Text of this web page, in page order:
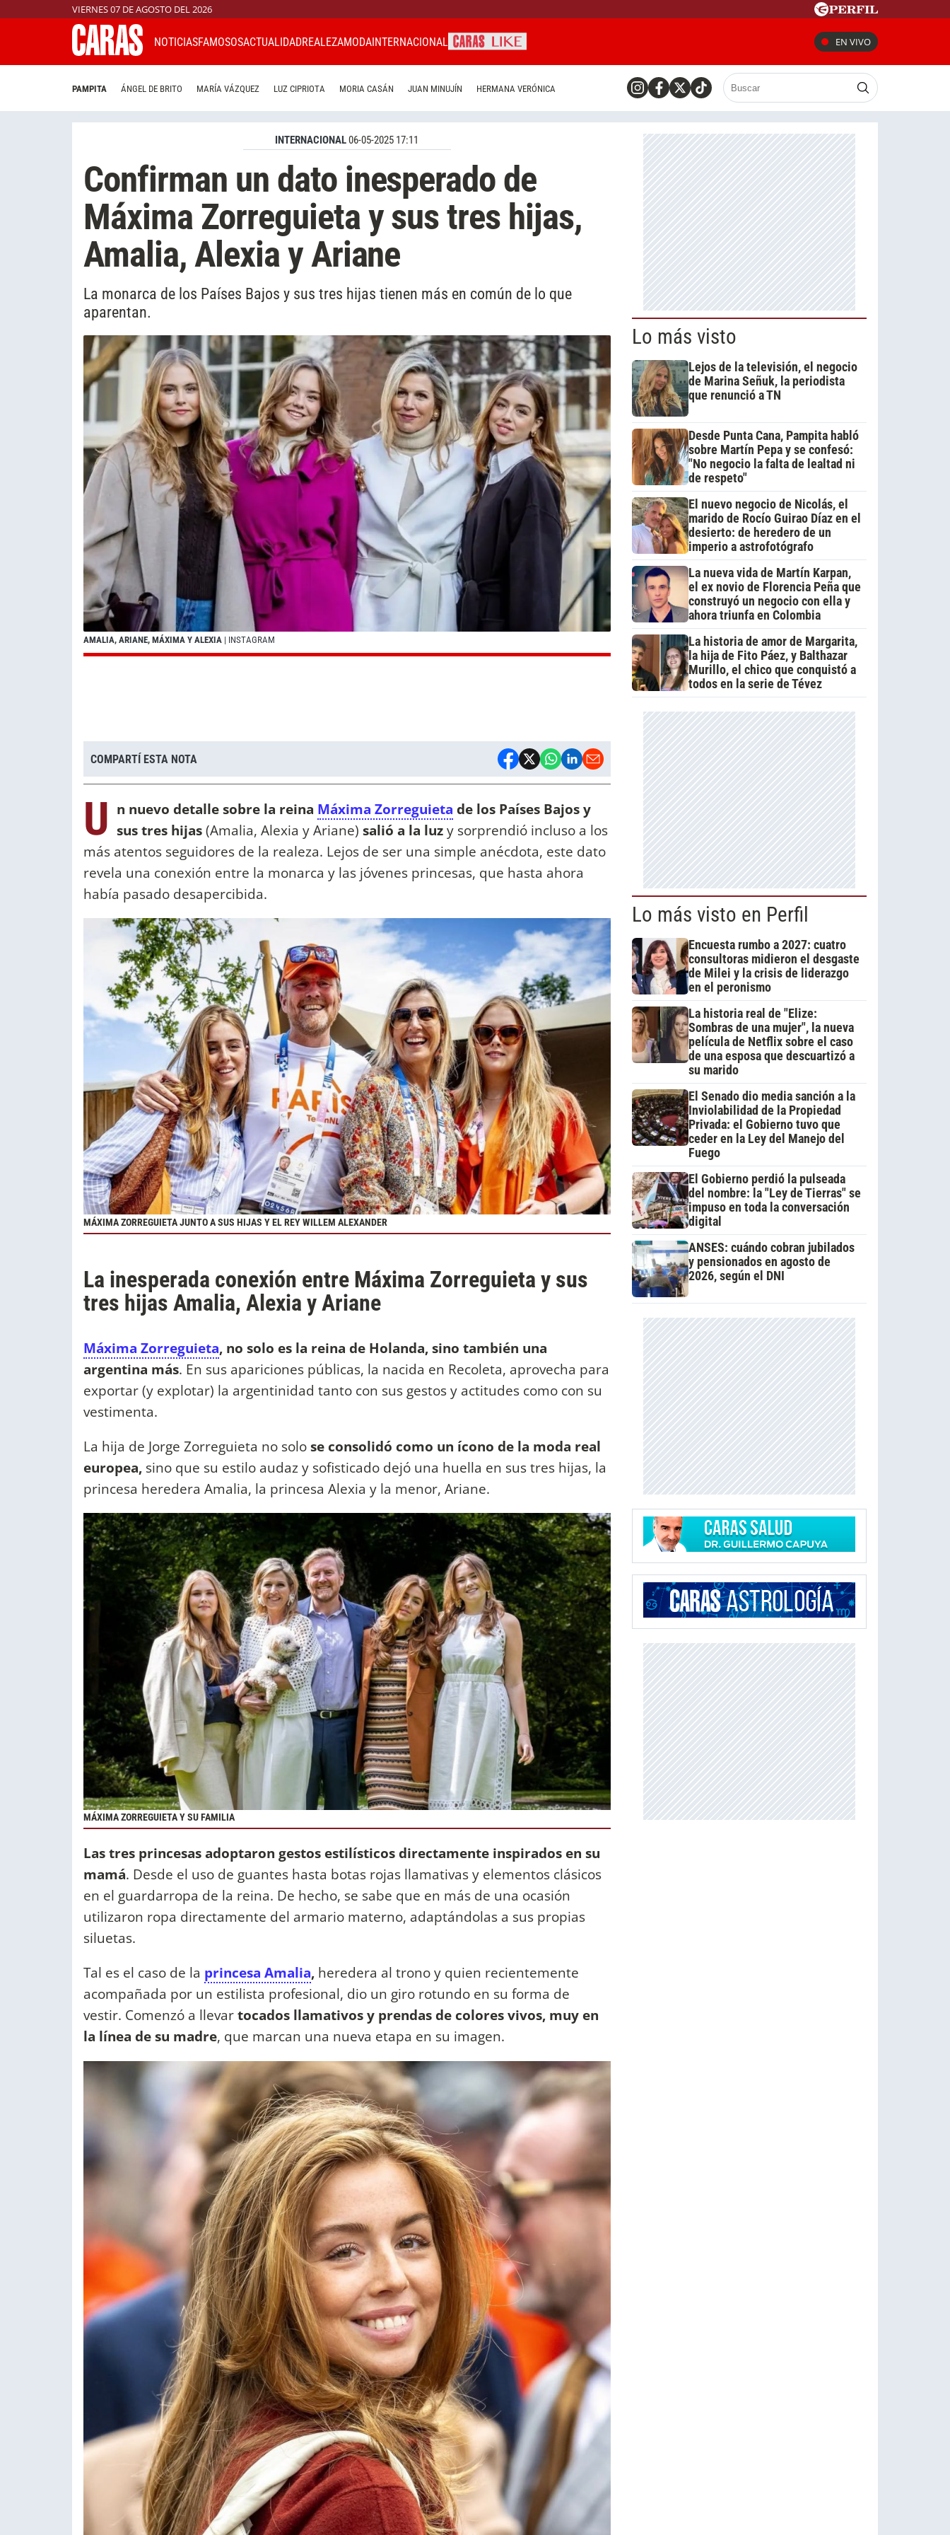
VIERNES 07 DE AGOSTO DEL 2026
NOTICIASFAMOSOSACTUALIDADREALEZAMODAINTERNACIONAL EN VIVO
PAMPITA ÁNGEL DE BRITO MARÍA VÁZQUEZ LUZ CIPRIOTA MORIA CASÁN JUAN MINUJÍN HERMANA VERÓNICA
INTERNACIONAL06-05-2025 17:11
Confirman un dato inesperado de
Máxima Zorreguieta y sus tres hijas,
Amalia, Alexia y Ariane
La monarca de los Países Bajos y sus tres hijas tienen más en común de lo que
aparentan.
AMALIA, ARIANE, MÁXIMA Y ALEXIA | INSTAGRAM
COMPARTÍ ESTA NOTA
U n nuevo detalle sobre la reina Máxima Zorreguieta de los Países Bajos y
sus tres hijas(Amalia, Alexia y Ariane) salió a la luzy sorprendió incluso a los
más atentos seguidores de la realeza. Lejos de ser una simple anécdota, este dato
revela una conexión entre la monarca y las jóvenes princesas, que hasta ahora
había pasado desapercibida.
MÁXIMA ZORREGUIETA JUNTO A SUS HIJAS Y EL REY WILLEM ALEXANDER
La inesperada conexión entre Máxima Zorreguieta y sus
tres hijas Amalia, Alexia y Ariane
Máxima Zorreguieta, no solo es la reina de Holanda, sino también una
argentina más. En sus apariciones públicas, la nacida en Recoleta, aprovecha para
exportar (y explotar) la argentinidad tanto con sus gestos y actitudes como con su
vestimenta.
La hija de Jorge Zorreguieta no solose consolidó como un ícono de la moda real
europea, sino que su estilo audaz y sofisticado dejó una huella en sus tres hijas, la
princesa heredera Amalia, la princesa Alexia y la menor, Ariane.
MÁXIMA ZORREGUIETA Y SU FAMILIA
Las tres princesas adoptaron gestos estilísticos directamente inspirados en su
mamá. Desde el uso de guantes hasta botas rojas llamativas y elementos clásicos
en el guardarropa de la reina. De hecho, se sabe que en más de una ocasión
utilizaron ropa directamente del armario materno, adaptándolas a sus propias
siluetas.
Tal es el caso de la princesa Amalia, heredera al trono y quien recientemente
acompañada por un estilista profesional, dio un giro rotundo en su forma de
vestir. Comenzó a llevartocados llamativos y prendas de colores vivos, muy en
la línea de su madre, que marcan una nueva etapa en su imagen.
Lo más visto
Lejos de la televisión, el negocio
de Marina Señuk, la periodista
que renunció a TN
Desde Punta Cana, Pampita habló
sobre Martín Pepa y se confesó:
"No negocio la falta de lealtad ni
de respeto"
El nuevo negocio de Nicolás, el
marido de Rocío Guirao Díaz en el
desierto: de heredero de un
imperio a astrofotógrafo
La nueva vida de Martín Karpan,
el ex novio de Florencia Peña que
construyó un negocio con ella y
ahora triunfa en Colombia
La historia de amor de Margarita,
la hija de Fito Páez, y Balthazar
Murillo, el chico que conquistó a
todos en la serie de Tévez
Lo más visto en Perfil
Encuesta rumbo a 2027: cuatro
consultoras midieron el desgaste
de Milei y la crisis de liderazgo
en el peronismo
La historia real de "Elize:
Sombras de una mujer", la nueva
película de Netflix sobre el caso
de una esposa que descuartizó a
su marido
El Senado dio media sanción a la
Inviolabilidad de la Propiedad
Privada: el Gobierno tuvo que
ceder en la Ley del Manejo del
Fuego
El Gobierno perdió la pulseada
del nombre: la "Ley de Tierras" se
impuso en toda la conversación
digital
ANSES: cuándo cobran jubilados
y pensionados en agosto de
2026, según el DNI